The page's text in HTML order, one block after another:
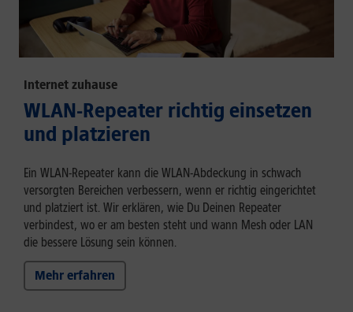
Internet zuhause
WLAN-Repeater richtig einsetzen
und platzieren
Ein WLAN-Repeater kann die WLAN-Abdeckung in schwach
versorgten Bereichen verbessern, wenn er richtig eingerichtet
und platziert ist. Wir erklären, wie Du Deinen Repeater
verbindest, wo er am besten steht und wann Mesh oder LAN
die bessere Lösung sein können.
Mehr erfahren